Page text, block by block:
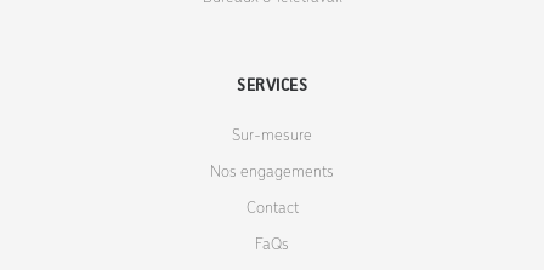
SERVICES
Sur-mesure
Nos engagements
Contact
FaQs